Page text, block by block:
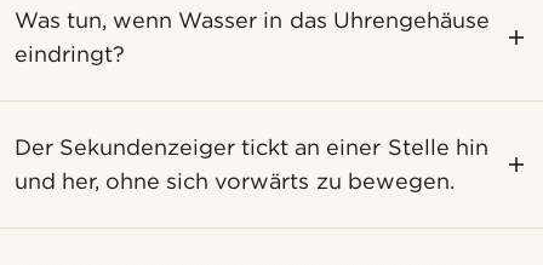
Was tun, wenn Wasser in das Uhrengehäuse
eindringt?
Der Sekundenzeiger tickt an einer Stelle hin
und her, ohne sich vorwärts zu bewegen.